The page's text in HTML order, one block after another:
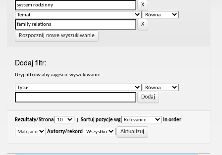
Rozpocznij nowe wyszukiwanie
Dodaj filtr:
Uzyj filtrów aby zagęścić wyszukiwanie.
Rezultaty/Strona Sortuj pozycje wg In order
Autorzy/rekord